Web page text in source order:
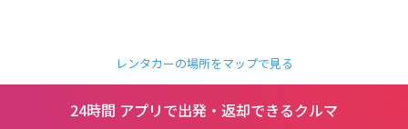
レンタカーの場所をマップで見る
24時間 アプリで出発・返却できるクルマ